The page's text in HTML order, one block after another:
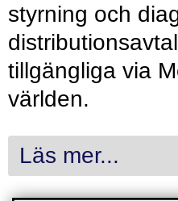
styrning och
tillgängliga via
världen.
Läs mer...